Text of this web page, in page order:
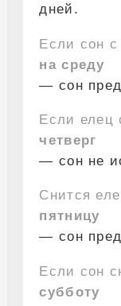
дней.
Если сон
на среду
— сон
Если елец
четверг
— сон не
Снится
пятницу
— сон
Если сон
субботу